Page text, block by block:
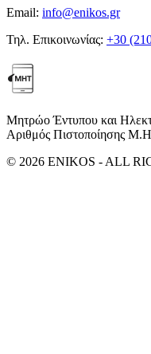
Email: info@enikos.gr
Τηλ. Επικοινωνίας: +30
Μητρώο Έντυπου και
Αριθμός Πιστοποίησης
© 2026 ENIKOS - ALL